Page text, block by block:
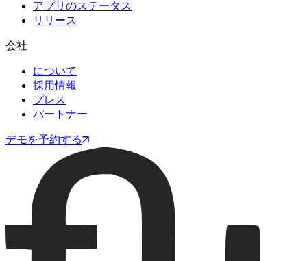
アプリのステータス
リリース
会社
について
採用情報
プレス
パートナー
デモを予約する